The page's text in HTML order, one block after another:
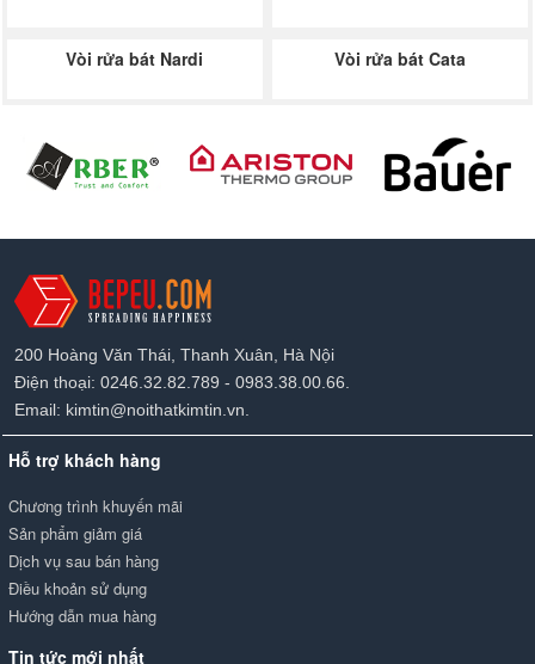
Vòi rửa bát Nardi Vòi rửa bát Cata
200 Hoàng Văn Thái, Thanh Xuân, Hà Nội
Điện thoại: 0246.32.82.789 - 0983.38.00.66.
Email: kimtin@noithatkimtin.vn.
Hỗ trợ khách hàng
Chương trình khuyến mãi
Sản phẩm giảm giá
Dịch vụ sau bán hàng
Điều khoản sử dụng
Hướng dẫn mua hàng
Tin tức mới nhất